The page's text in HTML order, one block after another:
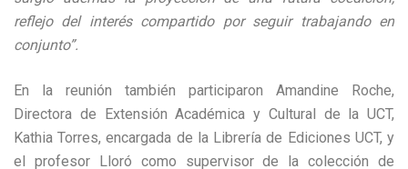
reflejo del interés compartido por seguir trabajando en
conjunto”.
En la reunión también participaron Amandine Roche,
Directora de Extensión Académica y Cultural de la UCT,
Kathia Torres, encargada de la Librería de Ediciones UCT, y
el profesor Lloró como supervisor de la colección de